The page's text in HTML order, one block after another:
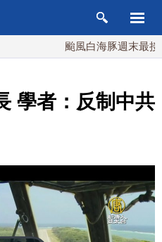
颱風白海豚週末最接近台
學者：反制中共